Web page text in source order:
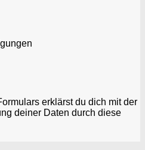
erklärst du dich mit der
deiner Daten durch diese